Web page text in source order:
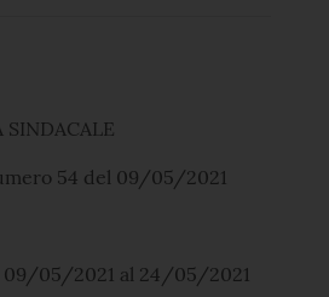
SINDACALE
54 del 09/05/2021
09/05/2021 al 24/05/2021